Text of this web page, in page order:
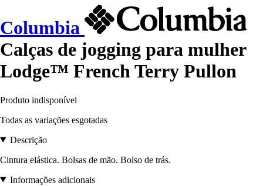
Columbia
Calças de jogging para mulher
Lodge™ French Terry Pullon
Produto indisponível
Todas as variações esgotadas
Descrição
Cintura elástica. Bolsas de mão. Bolso de trás.
Informações adicionais